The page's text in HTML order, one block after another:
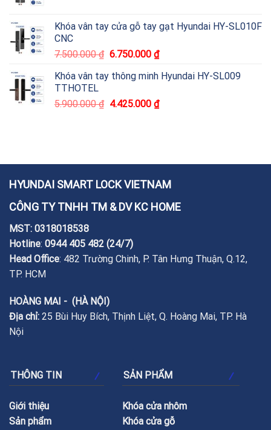
Khóa vân tay cửa gỗ tay gạt Hyundai HY-SL010F
CNC
7.500.000₫ 6.750.000 ₫
Khóa vân tay thông minh Hyundai HY-SL009
TTHOTEL
5.900.000₫ 4.425.000 ₫
HYUNDAI SMART LOCK VIETNAM
CÔNG TY TNHH TM & DV KC HOME
MST: 0318018538
Hotline: 0944 405 482 (24/7)
Head Office: 482 Trường Chinh, P. Tân Hưng Thuận, Q.12,
TP. HCM
HOÀNG MAI - (HÀ NỘI)
Địa chỉ: 25 Bùi Huy Bích, Thịnh Liệt, Q. Hoàng Mai, TP. Hà
Nội
THÔNG TIN
Giới thiệu
Sản phẩm
SẢN PHẨM
Khóa cửa nhôm
Khóa cửa gỗ